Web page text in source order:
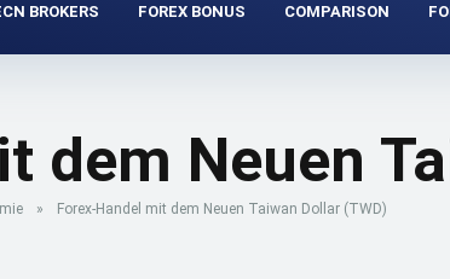
BROKERS FOREX BONUS COMPARISON
dem Neuen
» Forex-Handel mit dem Neuen Taiwan Dollar (TWD)